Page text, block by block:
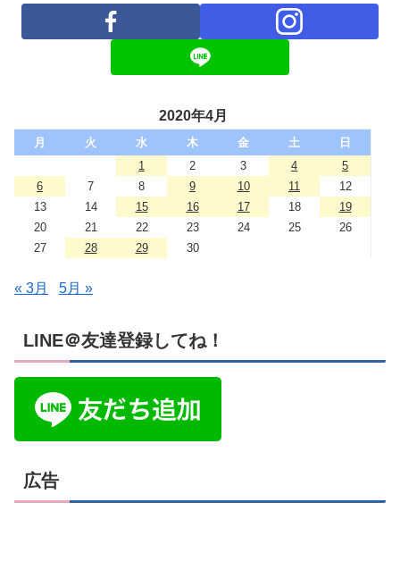
2020年4月
月 火 水 木 金 土
日
1
2 3 4
5
6
7 8 9 10 11
12
13
14 15 16 17 18
19
20
21 22 23 24 25
26
27
28 29 30
« 3月 5月 »
LINE＠友達登録してね！
広告